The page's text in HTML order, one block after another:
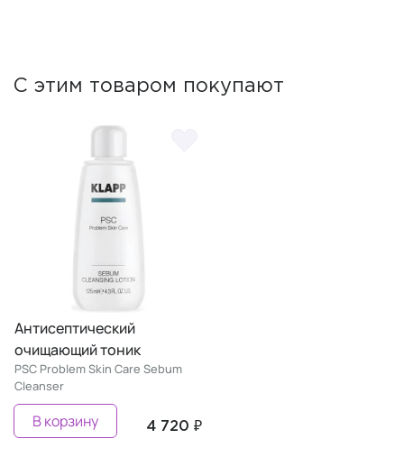
С этим товаром покупают
Антисептический
очищающий тоник
PSC Problem Skin Care Sebum
Cleanser
4 720 ₽
В корзину